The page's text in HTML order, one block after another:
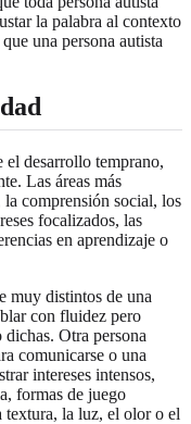
la palabra al contexto
una persona autista
el desarrollo temprano,
Las áreas más
comprensión social, los
focalizados, las
en aprendizaje o
muy distintos de una
con fluidez pero
dichas. Otra persona
comunicarse o una
intereses intensos,
formas de juego
textura, la luz, el olor o el